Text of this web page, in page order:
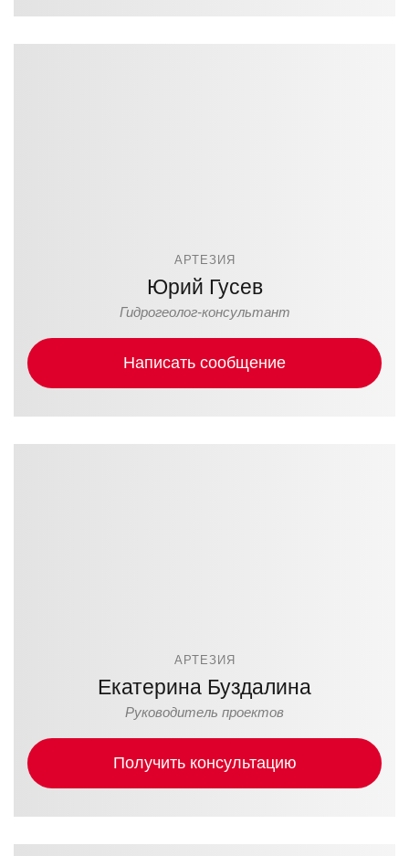
АРТЕЗИЯ
Юрий Гусев
Гидрогеолог-консультант
Написать сообщение
АРТЕЗИЯ
Екатерина Буздалина
Руководитель проектов
Получить консультацию